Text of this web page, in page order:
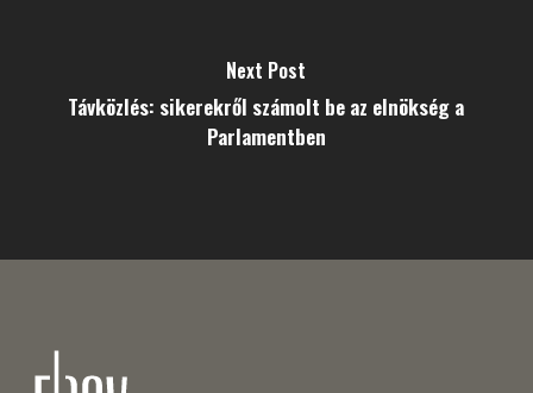
Next Post
Távközlés: sikerekről számolt be az elnökség a
Parlamentben